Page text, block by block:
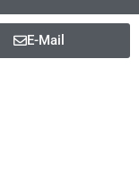
E-Mail